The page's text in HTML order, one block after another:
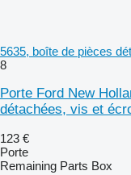
5635, boîte de pièces
8
Porte Ford New
détachées, vis et
123 €
Porte
Remaining Parts Box